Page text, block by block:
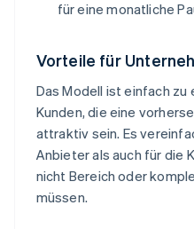
für eine monatliche
Vorteile für
Das Modell ist einfach zu
Kunden, die eine
attraktiv sein. Es
Anbieter als auch für die
nicht Bereich oder
müssen.